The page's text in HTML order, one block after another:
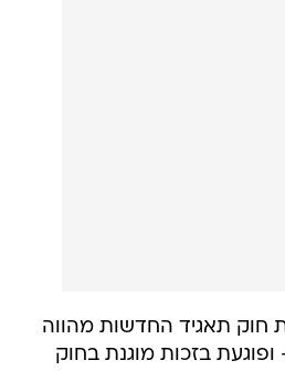
חוק תאגיד החדשות מהווה
ופוגעת בזכות מוגנת בחוק